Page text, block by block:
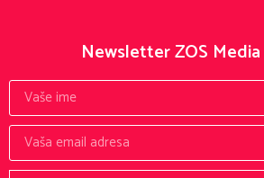
Newsletter ZOS